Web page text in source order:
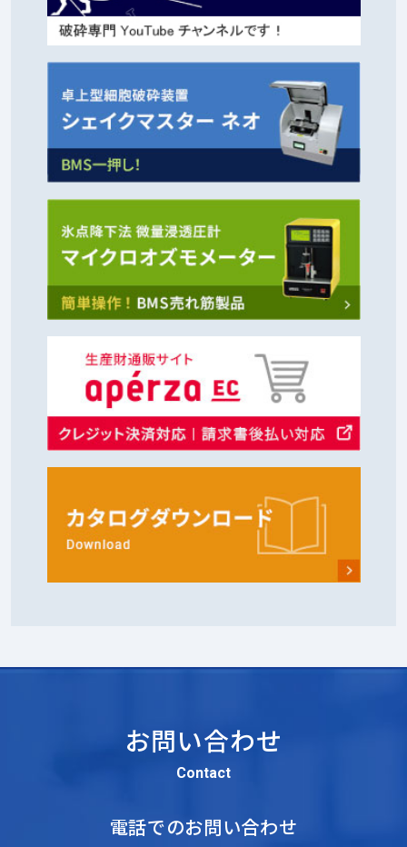
お問い合わせ
Contact
電話でのお問い合わせ